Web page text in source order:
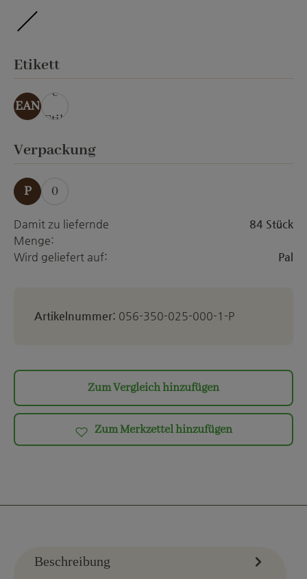
Etikettauswählen
EAN
ohn
e
Etik
ett
Verpackungauswählen
P 0
Damit zu liefernde
Menge:
84 Stück
Wird geliefert auf: Pal
Artikelnummer: 056-350-025-000-1-P
Zum Vergleich hinzufügen
Zum Merkzettel hinzufügen
Beschreibung